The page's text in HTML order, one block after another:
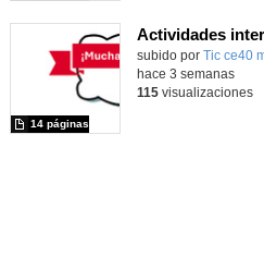
Contenido educativo.
subido por Tic ce40
14 páginas
hace 3 semanas
115visualizaciones